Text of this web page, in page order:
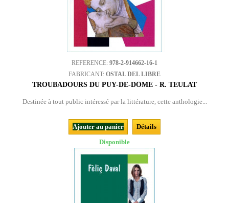
REFERENCE: 978-2-914662-16-1
FABRICANT: OSTAL DEL LIBRE
TROUBADOURS DU PUY-DE-DÔME - R. TEULAT
Destinée à tout public intéressé par la littérature, cette anthologie...
Ajouter au panier
Détails
Disponible